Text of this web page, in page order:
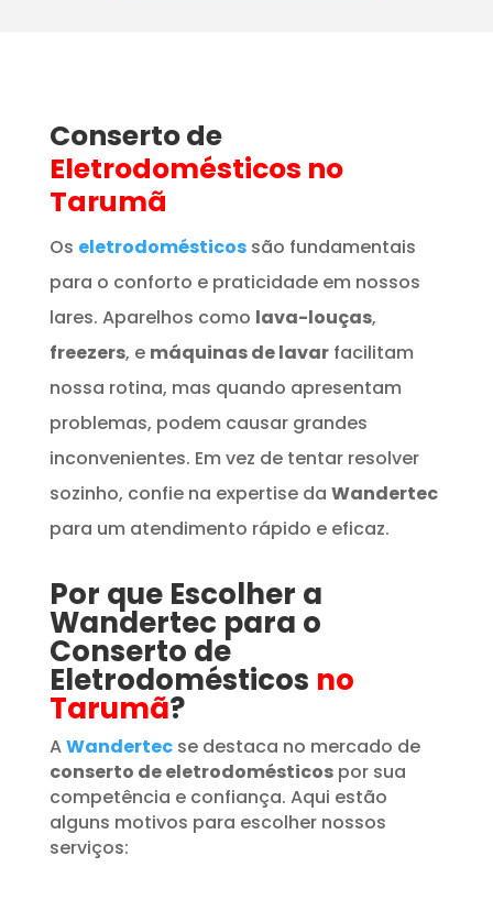
Conserto de
Eletrodomésticos no
Tarumã
Os eletrodomésticos são fundamentais
para o conforto e praticidade em nossos
lares. Aparelhos como lava-louças,
freezers, e máquinas de lavarfacilitam
nossa rotina, mas quando apresentam
problemas, podem causar grandes
inconvenientes. Em vez de tentar resolver
sozinho, confie na expertise da Wandertec
para um atendimento rápido e eficaz.
Por que Escolher a
Wandertec para o
Conserto de
Eletrodomésticos no
Tarumã?
AWandertecse destaca no mercado de
conserto de eletrodomésticospor sua
competência e confiança. Aqui estão
alguns motivos para escolher nossos
serviços: